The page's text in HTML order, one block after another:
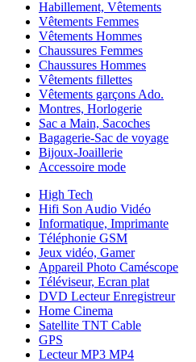
Habillement, Vêtements
Vêtements Femmes
Vêtements Hommes
Chaussures Femmes
Chaussures Hommes
Vêtements fillettes
Vêtements garçons Ado.
Montres, Horlogerie
Sac a Main, Sacoches
Bagagerie-Sac de voyage
Bijoux-Joaillerie
Accessoire mode
High Tech
Hifi Son Audio Vidéo
Informatique, Imprimante
Téléphonie GSM
Jeux vidéo, Gamer
Appareil Photo Caméscope
Téléviseur, Ecran plat
DVD Lecteur Enregistreur
Home Cinema
Satellite TNT Cable
GPS
Lecteur MP3 MP4